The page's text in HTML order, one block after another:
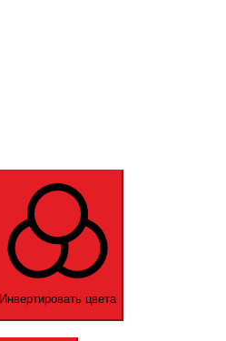
Инвертировать цвета